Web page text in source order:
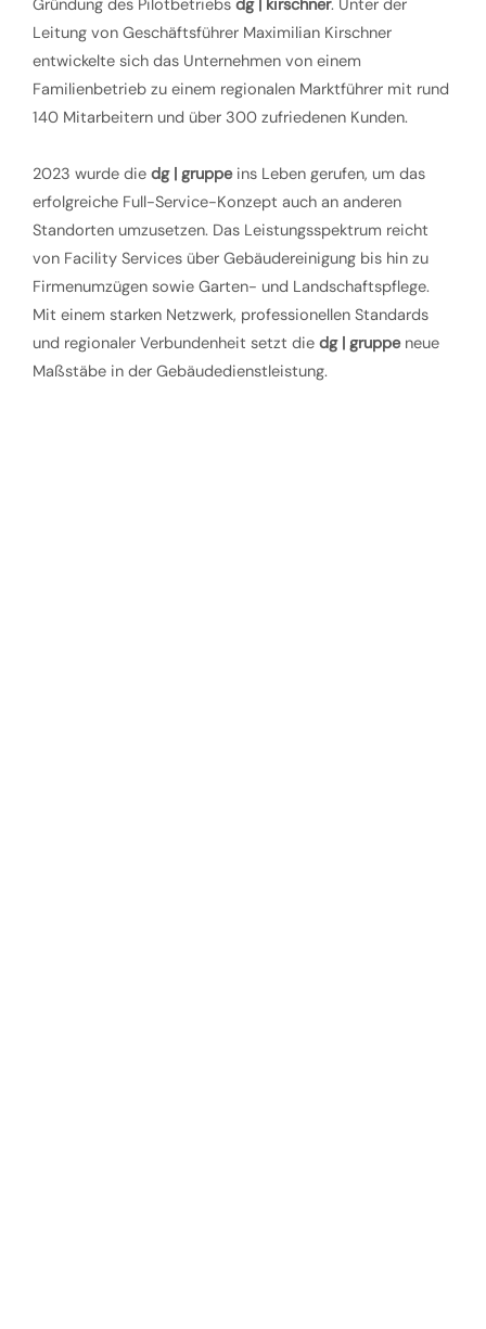
Gründung des Pilotbetriebs dg | kirschner. Unter der
Leitung von Geschäftsführer Maximilian Kirschner
entwickelte sich das Unternehmen von einem
Familienbetrieb zu einem regionalen Marktführer mit rund
140 Mitarbeitern und über 300 zufriedenen Kunden.
2023 wurde die dg | gruppeins Leben gerufen, um das
erfolgreiche Full-Service-Konzept auch an anderen
Standorten umzusetzen. Das Leistungsspektrum reicht
von Facility Services über Gebäudereinigung bis hin zu
Firmenumzügen sowie Garten- und Landschaftspflege.
Mit einem starken Netzwerk, professionellen Standards
und regionaler Verbundenheit setzt die dg | gruppeneue
Maßstäbe in der Gebäudedienstleistung.